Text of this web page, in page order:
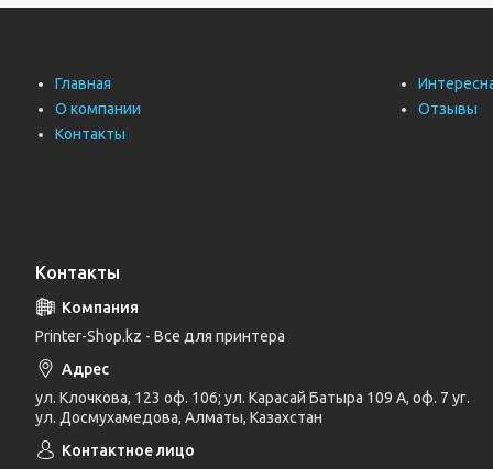
Главная
О компании
Контакты
Отзывы
Контакты
Printer-Shop.kz - Все для принтера
ул. Клочкова, 123 оф. 106; ул. Карасай Батыра 109 А, оф. 7 уг.
ул. Досмухамедова, Алматы, Казахстан